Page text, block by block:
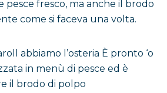
pesce fresco, ma anche il brodo
come si faceva una volta.
abbiamo l’osteria È pronto ‘o
in menù di pesce ed è
il brodo di polpo